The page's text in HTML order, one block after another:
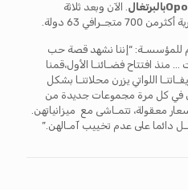
بالبرتغال. الآن وبعد ثلاثة
63 دولة.
للمؤسسـة: “إننا نشهد قصة حب
… منذ افتتاح فضـائنـا الأول،قمنا
اللواتي يزرن محلاتنـا بشكل
في كل مرة مجموعات جديدة من
معقولة، تتمـاشى مع ميزانياتهن.
دائما على عدم تخييب آمـالهن.”